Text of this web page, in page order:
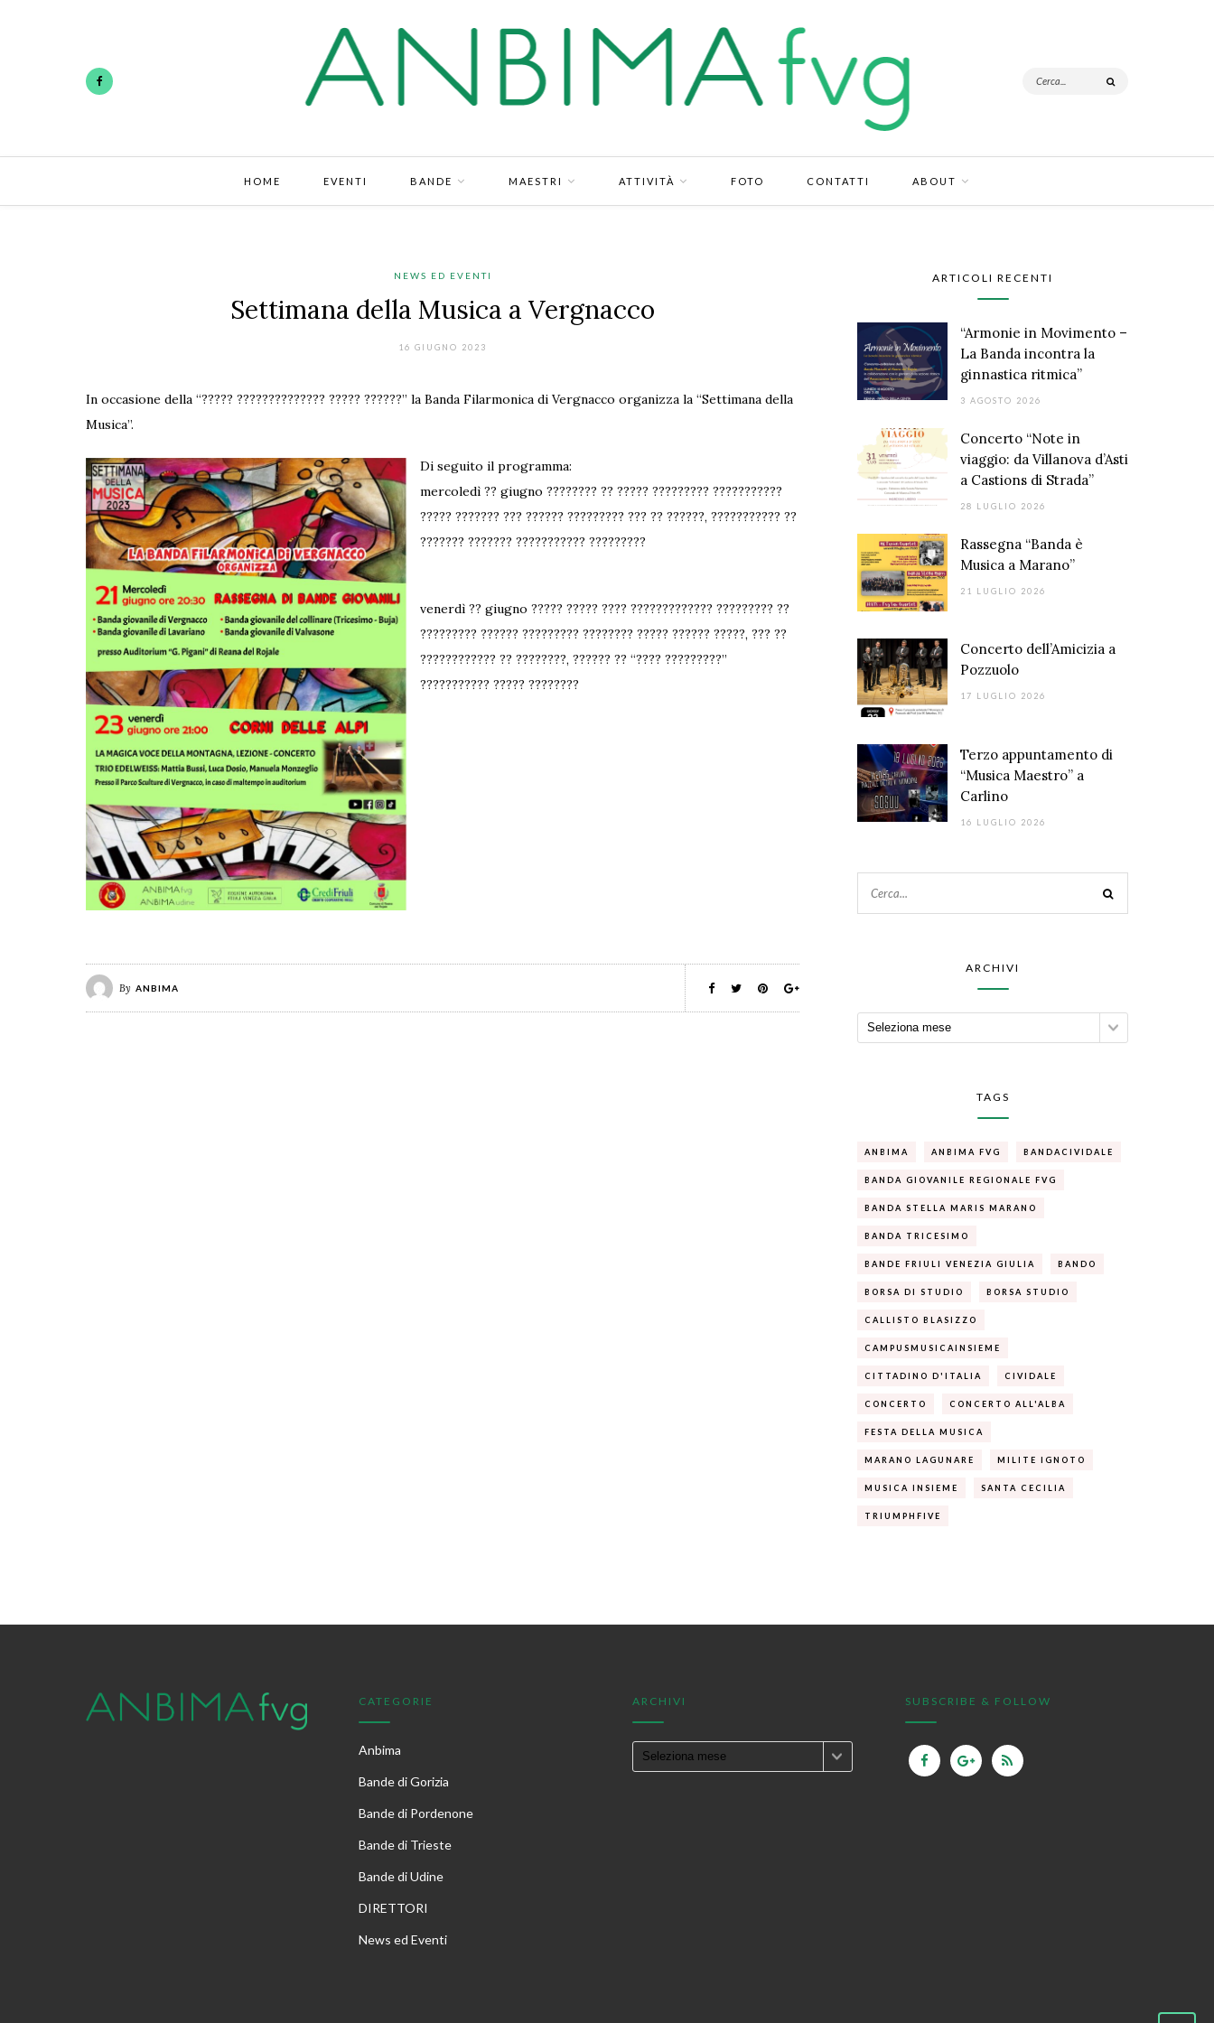
HOME EVENTI BANDE MAESTRI ATTIVITÀ FOTO CONTATTI ABOUT
NEWS ED EVENTI
Settimana della Musica a Vergnacco
16 GIUGNO 2023
In occasione della “????? ?????????????? ????? ??????” la Banda Filarmonica di Vergnacco organizza la “Settimana della
Musica”.
Di seguito il programma:
mercoledì ?? giugno ???????? ?? ????? ????????? ???????????
????? ??????? ??? ?????? ????????? ??? ?? ??????, ??????????? ??
??????? ??????? ??????????? ?????????
venerdì ?? giugno ????? ????? ???? ????????????? ????????? ??
????????? ?????? ????????? ???????? ????? ?????? ?????, ??? ??
???????????? ?? ????????, ?????? ?? “???? ?????????”
??????????? ????? ????????
By ANBIMA
ARTICOLI RECENTI
“Armonie in Movimento –
La Banda incontra la
ginnastica ritmica”
3 AGOSTO 2026
Concerto “Note in
viaggio: da Villanova d’Asti
a Castions di Strada”
28 LUGLIO 2026
Rassegna “Banda è
Musica a Marano”
21 LUGLIO 2026
Concerto dell’Amicizia a
Pozzuolo
17 LUGLIO 2026
Terzo appuntamento di
“Musica Maestro” a
Carlino
16 LUGLIO 2026
ARCHIVI
TAGS
ANBIMA ANBIMA FVG BANDACIVIDALE
BANDA GIOVANILE REGIONALE FVG
BANDA STELLA MARIS MARANO
BANDA TRICESIMO
BANDE FRIULI VENEZIA GIULIA BANDO
BORSA DI STUDIO BORSA STUDIO
CALLISTO BLASIZZO
CAMPUSMUSICAINSIEME
CITTADINO D'ITALIA CIVIDALE
CONCERTO CONCERTO ALL'ALBA
FESTA DELLA MUSICA
MARANO LAGUNARE MILITE IGNOTO
MUSICA INSIEME SANTA CECILIA
TRIUMPHFIVE
CATEGORIE
Anbima
Bande di Gorizia
Bande di Pordenone
Bande di Trieste
Bande di Udine
DIRETTORI
News ed Eventi
ARCHIVI SUBSCRIBE & FOLLOW